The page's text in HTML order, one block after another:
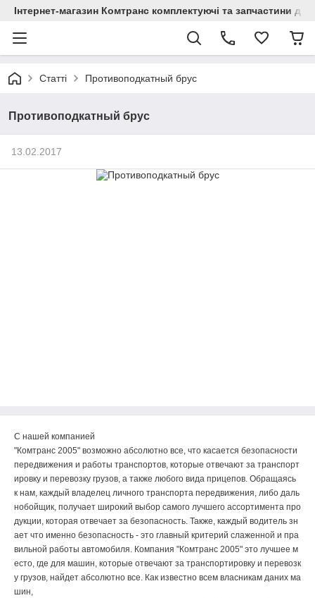
Інтернет-магазин Комтранс комплектуючі та запчастини
Статті Противоподкатный брус
Противоподкатный брус
13.02.2017
С нашей компанией
"Комтранс 2005" возможно абсолютно все, что касается безопасности
передвижения и работы транспортов, которые отвечают за транспорт
ировку и перевозку грузов, а также любого вида прицепов. Обращаясь
к нам, каждый владелец личного транспорта передвижения, либо даль
нобойщик, получает широкий выбор самого лучшего ассортимента про
дукции, которая отвечает за безопасность. Также, каждый водитель зн
ает что именно безопасность - это главный критерий слаженной и пра
вильной работы автомобиля. Компания "Комтранс 2005" это лучшее м
есто, где для машин, которые отвечают за транспортировку и перевозк
у грузов, найдет абсолютно все. Как известно всем власникам даних ма
шин,